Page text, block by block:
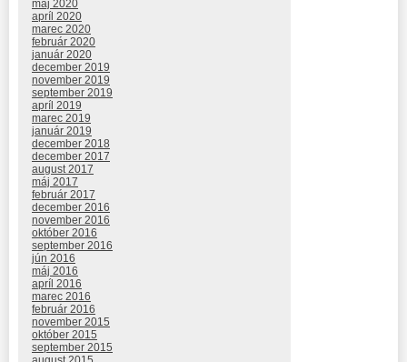
máj 2020
apríl 2020
marec 2020
február 2020
január 2020
december 2019
november 2019
september 2019
apríl 2019
marec 2019
január 2019
december 2018
december 2017
august 2017
máj 2017
február 2017
december 2016
november 2016
október 2016
september 2016
jún 2016
máj 2016
apríl 2016
marec 2016
február 2016
november 2015
október 2015
september 2015